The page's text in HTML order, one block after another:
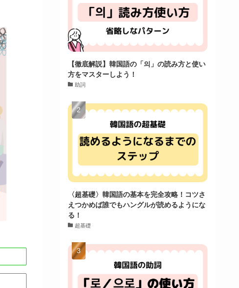
【徹底解説】韓国語の「의」の読み方と使い
方をマスターしよう！
助詞
〈超基礎〉韓国語の基本を完全攻略！コツさ
えつかめば誰でもハングルが読めるようにな
る！
超基礎